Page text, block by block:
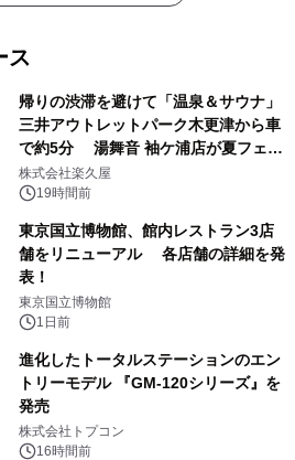
ス
帰りの渋滞を避けて「温泉＆サウナ」
三井アウトレットパーク木更津から車
で約5分 湯舞音 袖ケ浦店が夏フェア
メニューを提供
株式会社楽久屋
19時間前
東京国立博物館、館内レストラン3店
舗をリニューアル 各店舗の詳細を発
表！
東京国立博物館
1日前
進化したトータルステーションのエン
トリーモデル 『GM-120シリーズ』を
発売
株式会社トプコン
16時間前